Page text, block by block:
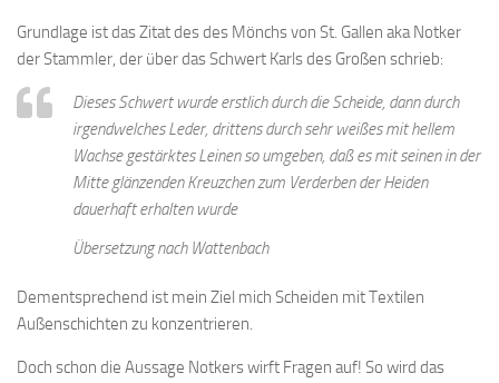
Grundlage ist das Zitat des des Mönchs von St. Gallen aka Notker
der Stammler, der über das Schwert Karls des Großen schrieb:
Dieses Schwert wurde erstlich durch die Scheide, dann durch
irgendwelches Leder, drittens durch sehr weißes mit hellem
Wachse gestärktes Leinen so umgeben, daß es mit seinen in der
Mitte glänzenden Kreuzchen zum Verderben der Heiden
dauerhaft erhalten wurde
Übersetzung nach Wattenbach
Dementsprechend ist mein Ziel mich Scheiden mit Textilen
Außenschichten zu konzentrieren.
Doch schon die Aussage Notkers wirft Fragen auf! So wird das